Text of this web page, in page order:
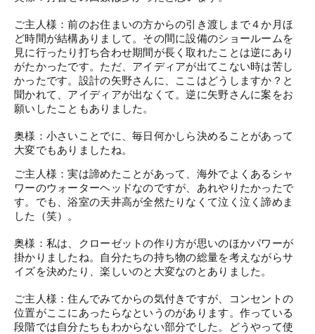
ご主人様：前のお住まいの方からの引き渡しまで４か月ほ
ど時間が結構ありまして。その間に設備のショールームを
見に行ったり打ち合わせ期間が長く取れたことは逆にあり
がたかったです。ただ、 アイディアが出てこない時は苦し
かったです。設計の矢野さんに、ここはどうしますか？と
聞かれて、アイディアが出なくて。逆に矢野さんに案をお
願いしたこともありました。
奥様：小さいことでに、毎日何かしら決めることがあって
大変でもありましたね。
ご主人様：実は諦めたことがあって、海外でよくあるシャ
ワーのウォーターヘッドなのですが、あれやりたかったで
す。でも、浴室の天井高が全然たりなくて泣く泣く諦めま
した（笑）。
奥様：私は、クローゼットの作り方が思いのほかパワーが
掛かりましたね。自分たちの持ち物の総量を考えながらサ
イズを決めたり、楽しいのと大変なのとありました。
ご主人様：住んでみてからの気付きですが、コンセントの
位置がここにあったらなというのがあります。作っている
段階では自分たちもわからない部分でした。どうやって使